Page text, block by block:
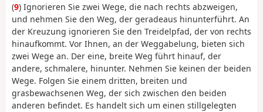
(9) Ignorieren Sie zwei Wege, die nach rechts abzweigen,
und nehmen Sie den Weg, der geradeaus hinunterführt. An
der Kreuzung ignorieren Sie den Treidelpfad, der von rechts
hinaufkommt. Vor Ihnen, an der Weggabelung, bieten sich
zwei Wege an. Der eine, breite Weg führt hinauf, der
andere, schmalere, hinunter. Nehmen Sie keinen der beiden
Wege. Folgen Sie einem dritten, breiten und
grasbewachsenen Weg, der sich zwischen den beiden
anderen befindet. Es handelt sich um einen stillgelegten